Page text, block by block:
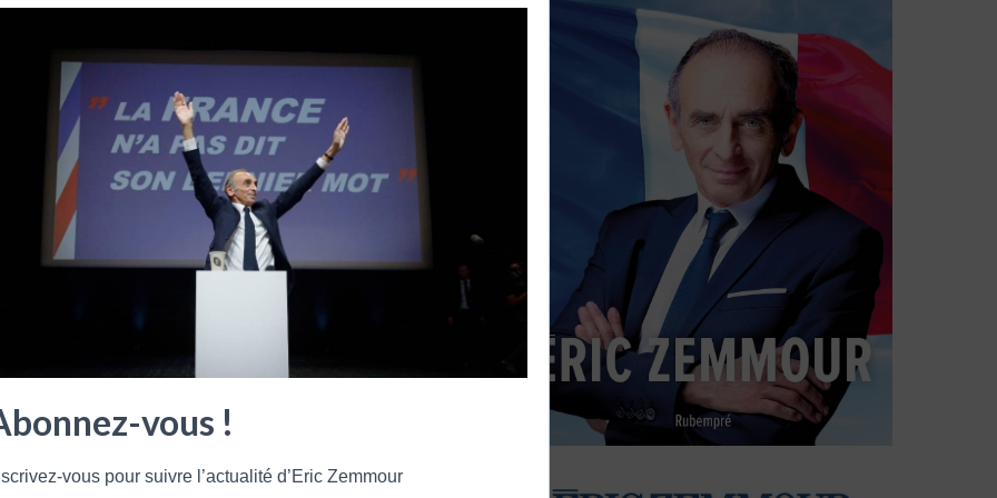
vous !
vous pour suivre l’actualité d’Eric Zemmour